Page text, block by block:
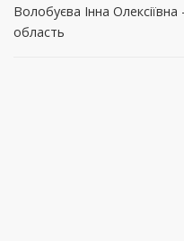
Волобуєва Інна
область